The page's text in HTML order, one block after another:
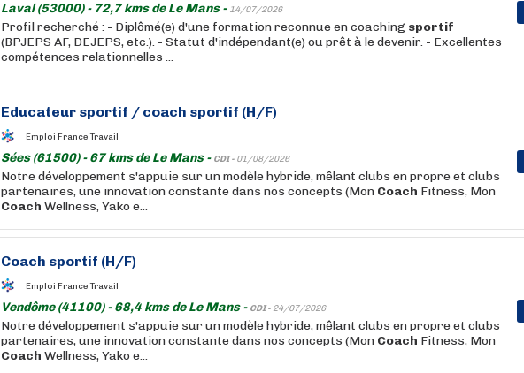
Laval (53000) - 72,7 kms de Le Mans - 14/07/2026
Profil recherché : - Diplômé(e) d'une formation reconnue en coaching sportif
(BPJEPS AF, DEJEPS, etc.). - Statut d'indépendant(e) ou prêt à le devenir. - Excellentes
compétences relationnelles ...
Educateur sportif / coach sportif (H/F)
Emploi France Travail
Sées (61500) - 67 kms de Le Mans - CDI - 01/08/2026
Notre développement s'appuie sur un modèle hybride, mêlant clubs en propre et clubs
partenaires, une innovation constante dans nos concepts (Mon Coach Fitness, Mon
Coach Wellness, Yako e...
Coach sportif (H/F)
Emploi France Travail
Vendôme (41100) - 68,4 kms de Le Mans - CDI - 24/07/2026
Notre développement s'appuie sur un modèle hybride, mêlant clubs en propre et clubs
partenaires, une innovation constante dans nos concepts (Mon Coach Fitness, Mon
Coach Wellness, Yako e...